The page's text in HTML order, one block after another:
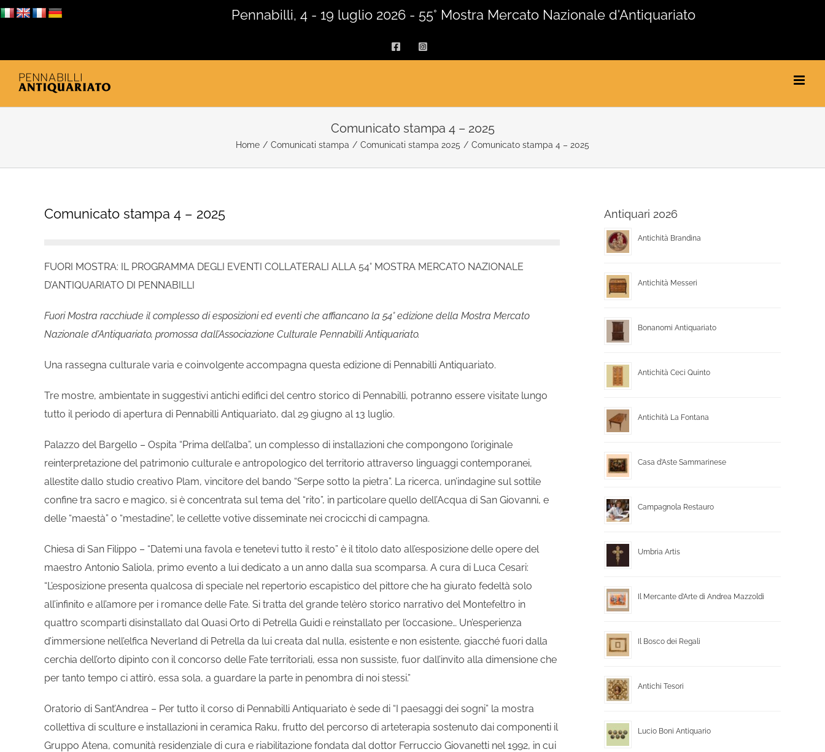
Salta
Pennabilli, 4 - 19 luglio 2026 - 55° Mostra Mercato Nazionale d'Antiquariato
FacebookInstagram
Comunicato stampa 4 – 2025
Home / Comunicati stampa / Comunicati stampa 2025 / Comunicato stampa 4 – 2025
Comunicato stampa 4 – 2025
FUORI MOSTRA: IL PROGRAMMA DEGLI EVENTI COLLATERALI ALLA 54° MOSTRA MERCATO NAZIONALE
D’ANTIQUARIATO DI PENNABILLI
Fuori Mostra racchiude il complesso di esposizioni ed eventi che affiancano la 54° edizione della Mostra Mercato
Nazionale d’Antiquariato, promossa dall’Associazione Culturale Pennabilli Antiquariato.
Una rassegna culturale varia e coinvolgente accompagna questa edizione di Pennabilli Antiquariato.
Tre mostre, ambientate in suggestivi antichi edifici del centro storico di Pennabilli, potranno essere visitate lungo
tutto il periodo di apertura di Pennabilli Antiquariato, dal 29 giugno al 13 luglio.
Palazzo del Bargello – Ospita “Prima dell’alba”, un complesso di installazioni che compongono l’originale
reinterpretazione del patrimonio culturale e antropologico del territorio attraverso linguaggi contemporanei,
allestite dallo studio creativo Plam, vincitore del bando “Serpe sotto la pietra”. La ricerca, un’indagine sul sottile
confine tra sacro e magico, si è concentrata sul tema del “rito”, in particolare quello dell’Acqua di San Giovanni, e
delle “maestà” o “mestadine”, le cellette votive disseminate nei crocicchi di campagna.
Chiesa di San Filippo – “Datemi una favola e tenetevi tutto il resto” è il titolo dato all’esposizione delle opere del
maestro Antonio Saliola, primo evento a lui dedicato a un anno dalla sua scomparsa. A cura di Luca Cesari:
“L’esposizione presenta qualcosa di speciale nel repertorio escapistico del pittore che ha giurato fedeltà solo
all’infinito e all’amore per i romance delle Fate. Si tratta del grande telèro storico narrativo del Montefeltro in
quattro scomparti disinstallato dal Quasi Orto di Petrella Guidi e reinstallato per l’occasione… Un’esperienza
d’immersione nell’elfica Neverland di Petrella da lui creata dal nulla, esistente e non esistente, giacché fuori dalla
cerchia dell’orto dipinto con il concorso delle Fate territoriali, essa non sussiste, fuor dall’invito alla dimensione che
per tanto tempo ci attirò, essa sola, a guardare la parte in penombra di noi stessi.”
Oratorio di Sant’Andrea – Per tutto il corso di Pennabilli Antiquariato è sede di “I paesaggi dei sogni” la mostra
collettiva di sculture e installazioni in ceramica Raku, frutto del percorso di arteterapia sostenuto dai componenti il
Gruppo Atena, comunità residenziale di cura e riabilitazione fondata dal dottor Ferruccio Giovanetti nel 1992, in cui
Antiquari 2026
Antichità Brandina
Antichità Messeri
Bonanomi Antiquariato
Antichità Ceci Quinto
Antichità La Fontana
Casa d’Aste Sammarinese
Campagnola Restauro
Umbria Artis
Il Mercante d’Arte di Andrea Mazzoldi
Il Bosco dei Regali
Antichi Tesori
Lucio Boni Antiquario